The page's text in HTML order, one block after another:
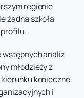
regionie
żadna szkoła
wstępnych analiz
młodzieży z
konieczne
i